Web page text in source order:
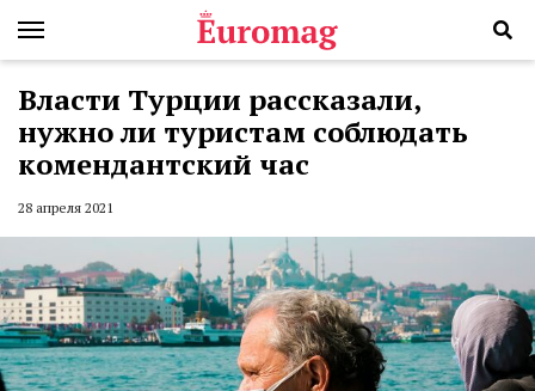
Власти Турции рассказали,
нужно ли туристам соблюдать
комендантский час
28 апреля 2021